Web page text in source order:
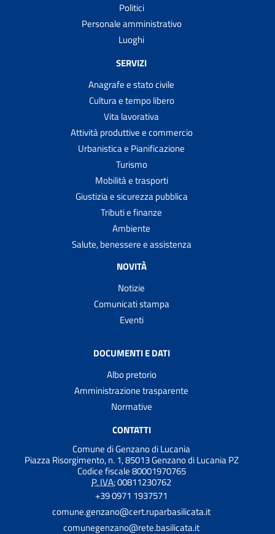
Politici
Personale amministrativo
Luoghi
SERVIZI
Anagrafe e stato civile
Cultura e tempo libero
Vita lavorativa
Attività produttive e commercio
Urbanistica e Pianificazione
Turismo
Mobilità e trasporti
Giustizia e sicurezza pubblica
Tributi e finanze
Ambiente
Salute, benessere e assistenza
NOVITÀ
Notizie
Comunicati stampa
Eventi
DOCUMENTI E DATI
Albo pretorio
Amministrazione trasparente
Normative
CONTATTI
Comune di Genzano di Lucania
Piazza Risorgimento, n. 1, 85013 Genzano di Lucania PZ
Codice fiscale 80001970765
P. IVA:00811230762
+39 0971 1937571
comune.genzano@cert.ruparbasilicata.it
comunegenzano@rete.basilicata.it